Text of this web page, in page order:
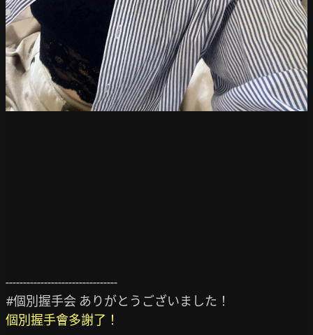
--------------------------------
個別握手會多謝了！